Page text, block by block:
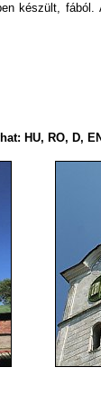
készült, fából.
HU, RO, D, EN